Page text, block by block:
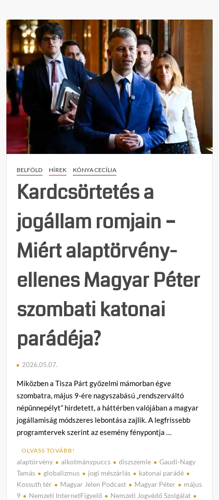
t
BELFÖLD HÍREK KÓNYA CECÍLIA
Kardcsörtetés a
jogállam romjain –
Miért alaptörvény-
ellenes Magyar Péter
szombati katonai
parádéja?
2026.05.07.
Miközben a Tisza Párt győzelmi mámorban égve
szombatra, május 9-ére nagyszabású „rendszerváltó
népünnepélyt” hirdetett, a háttérben valójában a magyar
jogállamiság módszeres lebontása zajlik. A legfrissebb
programtervek szerint az esemény fénypontja …
OLVASS TOVÁBB!
alaptörvény alkotmánypuccs díszszemle
Gaudi-Nagy
Tamás
globalizmus jogi mészárlás
katonai parádé
Kossuth tér
Magyar Jelen Podcast Magyar Péter
május
9
Nemzeti InternetFigyelő
Nemzeti Jogvédő Szolgálat